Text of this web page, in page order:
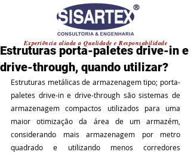
®
Experiência aliada a Qualidade e Responsabilidade
Estruturas porta-paletes drive-in e
drive-through, quando utilizar?
Estruturas metálicas de armazenagem tipo; porta-
paletes drive-in e drive-through são sistemas de
armazenagem compactos utilizados para uma
maior otimização da área de um armazém,
considerando mais armazenagem por metro
quadrado e utilizando menos corredores